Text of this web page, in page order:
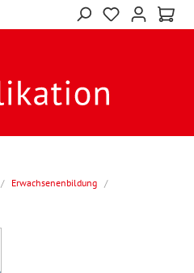
/ Erwachsenenbildung /